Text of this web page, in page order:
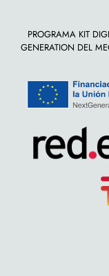
PROGRAMA KIT
GENERATION DEL